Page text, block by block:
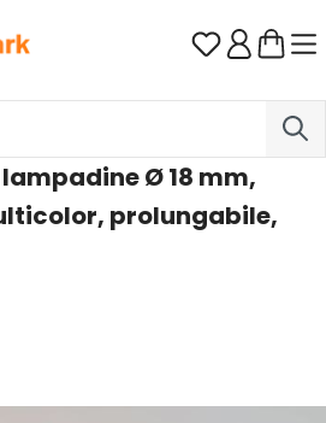
Hai 0
Ø 18 mm,
prolungabile,